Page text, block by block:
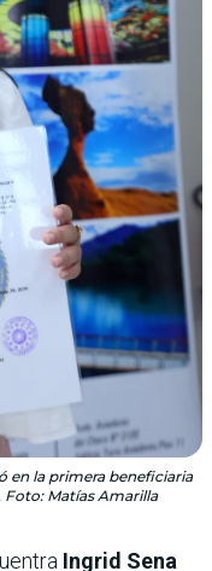
en la primera beneficiaria
Foto: Matías Amarilla
Ingrid Sena